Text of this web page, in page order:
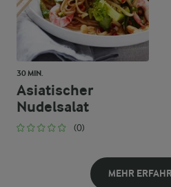
30 MIN.
Asiatischer
Nudelsalat
(0)
MEHR